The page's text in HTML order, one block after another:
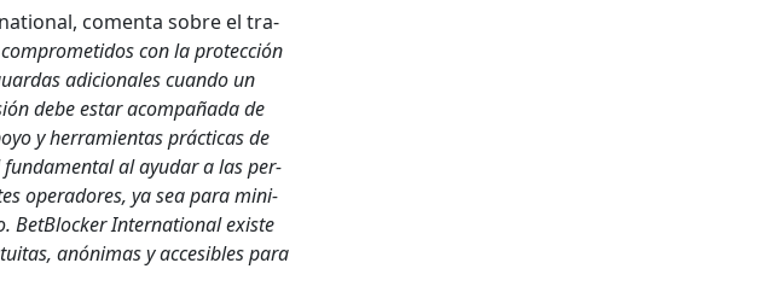
comen­ta sobre el tra­
con la pro­tec­ción
adi­cionales cuan­do un
debe estar acom­paña­da de
y her­ramien­tas prác­ti­cas de
fun­da­men­tal al ayu­dar a las per­
oper­adores, ya sea para min­i­
Bet­Block­er Inter­na­tion­al existe
anón­i­mas y acce­si­bles para